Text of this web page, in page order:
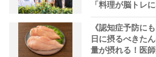
「料理が脳トレ
脳トレの権威が
《認知症予防に
日に摂るべきた
量が摂れる！医